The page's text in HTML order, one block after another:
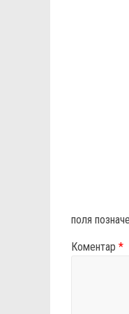
поля
Коментар *